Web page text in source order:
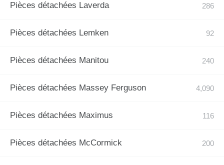
Pièces détachées Laverda
Pièces détachées Lemken
Pièces détachées Manitou
Pièces détachées Massey Ferguson
Pièces détachées Maximus
Pièces détachées McCormick